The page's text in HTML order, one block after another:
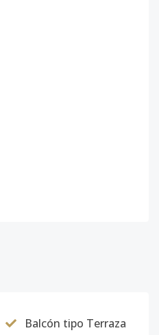
Balcón tipo Terraza